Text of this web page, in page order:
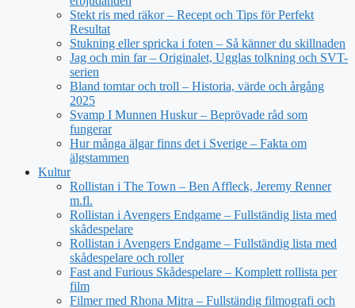
Stekt ris med räkor – Recept och Tips för Perfekt
Resultat
Stukning eller spricka i foten – Så känner du skillnaden
Jag och min far – Originalet, Ugglas tolkning och SVT-
serien
Bland tomtar och troll – Historia, värde och årgång
2025
Svamp I Munnen Huskur – Beprövade råd som
fungerar
Hur många älgar finns det i Sverige – Fakta om
älgstammen
Kultur
Rollistan i The Town – Ben Affleck, Jeremy Renner
m.fl.
Rollistan i Avengers Endgame – Fullständig lista med
skådespelare
Rollistan i Avengers Endgame – Fullständig lista med
skådespelare och roller
Fast and Furious Skådespelare – Komplett rollista per
film
Filmer med Rhona Mitra – Fullständig filmografi och